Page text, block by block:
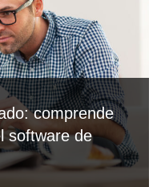
comprende
software de